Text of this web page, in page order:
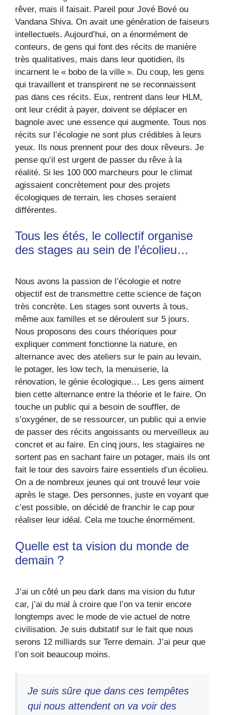
rêver, mais il faisait. Pareil pour Jové Bové ou
Vandana Shiva. On avait une génération de faiseurs
intellectuels. Aujourd’hui, on a énormément de
conteurs, de gens qui font des récits de manière
très qualitatives, mais dans leur quotidien, ils
incarnent le « bobo de la ville ». Du coup, les gens
qui travaillent et transpirent ne se reconnaissent
pas dans ces récits. Eux, rentrent dans leur HLM,
ont leur crédit à payer, doivent se déplacer en
bagnole avec une essence qui augmente. Tous nos
récits sur l’écologie ne sont plus crédibles à leurs
yeux. Ils nous prennent pour des doux rêveurs. Je
pense qu’il est urgent de passer du rêve à la
réalité. Si les 100 000 marcheurs pour le climat
agissaient concrètement pour des projets
écologiques de terrain, les choses seraient
différentes.
Tous les étés, le collectif organise
des stages au sein de l’écolieu…
Nous avons la passion de l’écologie et notre
objectif est de transmettre cette science de façon
très concrète. Les stages sont ouverts à tous,
même aux familles et se déroulent sur 5 jours.
Nous proposons des cours théoriques pour
expliquer comment fonctionne la nature, en
alternance avec des ateliers sur le pain au levain,
le potager, les low tech, la menuiserie, la
rénovation, le génie écologique… Les gens aiment
bien cette alternance entre la théorie et le faire. On
touche un public qui a besoin de souffler, de
s’oxygéner, de se ressourcer, un public qui a envie
de passer des récits angoissants ou merveilleux au
concret et au faire. En cinq jours, les stagiaires ne
sortent pas en sachant faire un potager, mais ils ont
fait le tour des savoirs faire essentiels d’un écolieu.
On a de nombreux jeunes qui ont trouvé leur voie
après le stage. Des personnes, juste en voyant que
c’est possible, on décidé de franchir le cap pour
réaliser leur idéal. Cela me touche énormément.
Quelle est ta vision du monde de
demain ?
J’ai un côté un peu dark dans ma vision du futur
car, j’ai du mal à croire que l’on va tenir encore
longtemps avec le mode de vie actuel de notre
civilisation. Je suis dubitatif sur le fait que nous
serons 12 milliards sur Terre demain. J’ai peur que
l’on soit beaucoup moins.
Je suis sûre que dans ces tempêtes
qui nous attendent on va voir des